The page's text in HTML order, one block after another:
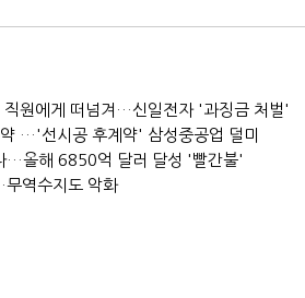
직원에게 떠넘겨…신일전자 '과징금 처벌'
…'선시공 후계약' 삼성중공업 덜미
…올해 6850억 달러 달성 '빨간불'
역수지도 악화